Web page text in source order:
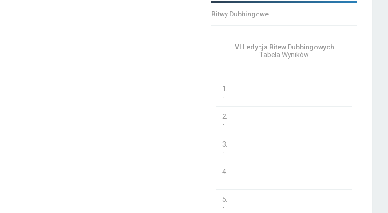
Bitwy Dubbingowe
VIII edycja Bitew Dubbingowych
Tabela Wyników
1.
-
2.
-
3.
-
4.
-
5.
-